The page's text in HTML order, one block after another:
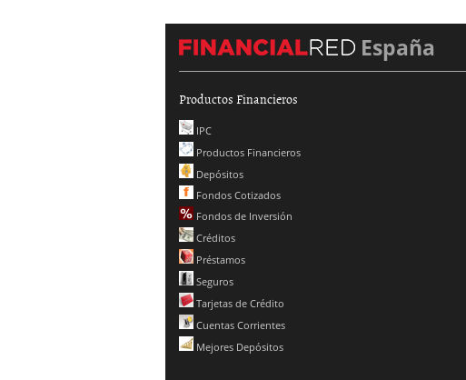
España
Productos Financieros
IPC
Productos Financieros
Depósitos
Fondos Cotizados
Fondos de Inversión
Créditos
Préstamos
Seguros
Tarjetas de Crédito
Cuentas Corrientes
Mejores Depósitos